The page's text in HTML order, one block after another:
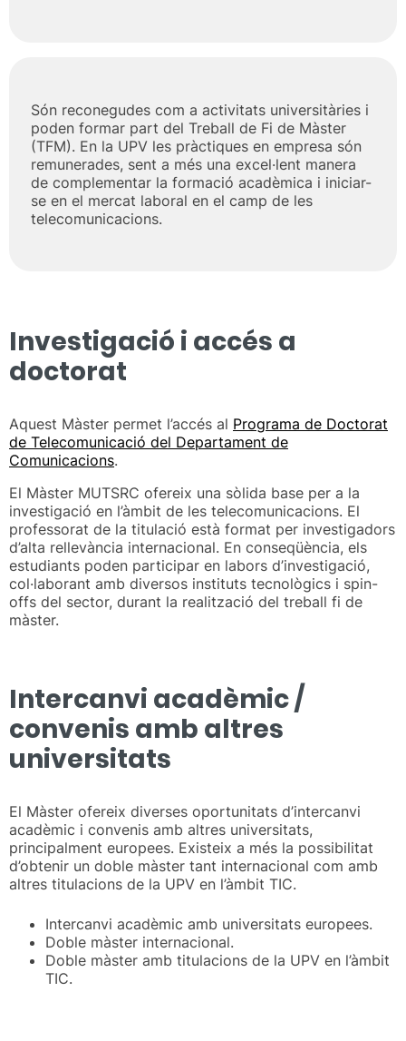
Són reconegudes com a activitats universitàries i
poden formar part del Treball de Fi de Màster
(TFM). En la UPV les pràctiques en empresa són
remunerades, sent a més una excel·lent manera
de complementar la formació acadèmica i iniciar-
se en el mercat laboral en el camp de les
telecomunicacions.
Investigació i accés a
doctorat
Aquest Màster permet l’accés al Programa de Doctorat
de Telecomunicació del Departament de
Comunicacions.
El Màster MUTSRC ofereix una sòlida base per a la
investigació en l’àmbit de les telecomunicacions. El
professorat de la titulació està format per investigadors
d’alta rellevància internacional. En conseqüència, els
estudiants poden participar en labors d’investigació,
col·laborant amb diversos instituts tecnològics i spin-
offs del sector, durant la realització del treball fi de
màster.
Intercanvi acadèmic /
convenis amb altres
universitats
El Màster ofereix diverses oportunitats d’intercanvi
acadèmic i convenis amb altres universitats,
principalment europees. Existeix a més la possibilitat
d’obtenir un doble màster tant internacional com amb
altres titulacions de la UPV en l’àmbit TIC.
Intercanvi acadèmic amb universitats europees.
Doble màster internacional.
Doble màster amb titulacions de la UPV en l’àmbit
TIC.